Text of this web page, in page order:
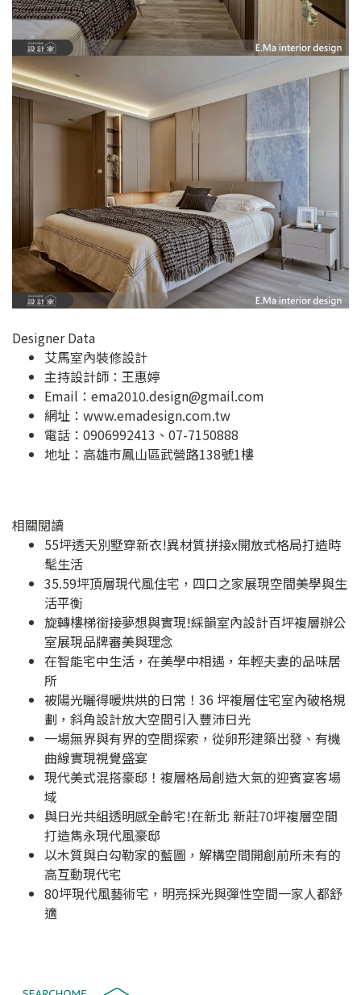
Designer Data
艾馬室內裝修設計
主持設計師：王惠婷
Email： ema2010.design@gmail.com
網址： www.emadesign.com.tw
電話：0906992413、07-7150888
地址： 高雄市鳳山區武營路138號1樓
相關閱讀
55坪透天別墅穿新衣!異材質拼接x開放式格局打造時
髦生活
35.59坪頂層現代風住宅，四口之家展現空間美學與生
活平衡
旋轉樓梯銜接夢想與實現!綵韻室內設計百坪複層辦公
室展現品牌審美與理念
在智能宅中生活，在美學中相遇，年輕夫妻的品味居
所
被陽光曬得暖烘烘的日常！36 坪複層住宅室內破格規
劃，斜角設計放大空間引入豐沛日光
一場無界與有界的空間探索，從卵形建築出發、有機
曲線實現視覺盛宴
現代美式混搭豪邸！複層格局創造大氣的迎賓宴客場
域
與日光共組透明感全齡宅!在新北 新莊70坪複層空間
打造雋永現代風豪邸
以木質與白勾勒家的藍圖，解構空間開創前所未有的
高互動現代宅
80坪現代風藝術宅，明亮採光與彈性空間一家人都舒
適